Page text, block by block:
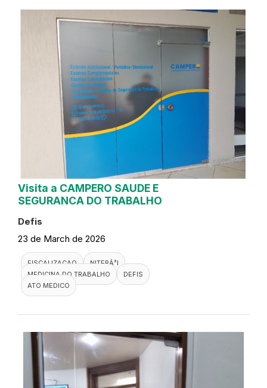
Visita a CAMPERO SAUDE E
SEGURANCA DO TRABALHO
Defis
23 de March de 2026
FISCALIZACAO
NITERÃ³I
MEDICINA DO TRABALHO
DEFIS
ATO MEDICO